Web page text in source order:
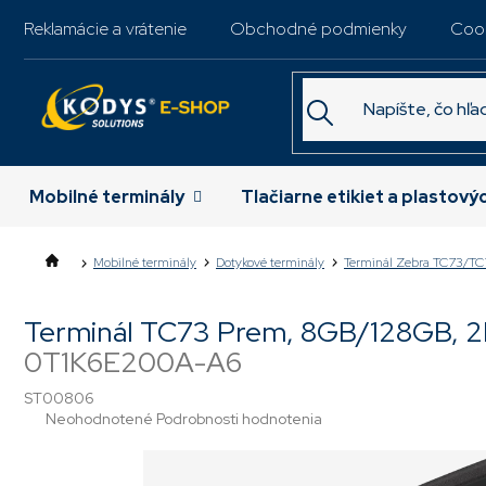
Reklamácie a vrátenie Obchodné podmienky
Mobilné terminály Tlačiarne etikiet a
Mobilné terminály Dotykové terminály Terminál Zebra TC73/
Terminál TC73 Prem, 8GB/128GB,
0T1K6E200A-A6
ST00806
Priemerné
Neohodnotené Podrobnosti hodnotenia